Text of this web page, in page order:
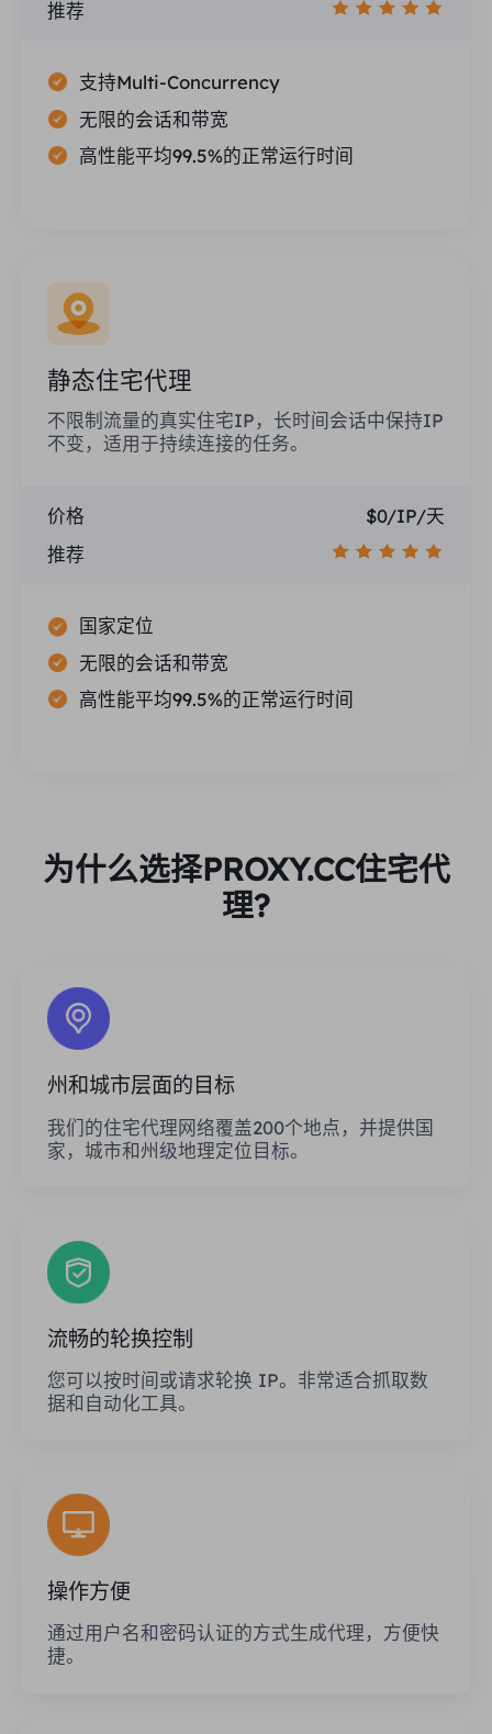
推荐
支持Multi-Concurrency
无限的会话和带宽
高性能平均99.5%的正常运行时间
静态住宅代理
不限制流量的真实住宅IP，长时间会话中保持IP
不变，适用于持续连接的任务。
价格
$0/IP/天
推荐
国家定位
无限的会话和带宽
高性能平均99.5%的正常运行时间
为什么选择PROXY.CC住宅代
理?
州和城市层面的目标
我们的住宅代理网络覆盖200个地点，并提供国
家，城市和州级地理定位目标。
流畅的轮换控制
您可以按时间或请求轮换 IP。非常适合抓取数
据和自动化工具。
操作方便
通过用户名和密码认证的方式生成代理，方便快
捷。